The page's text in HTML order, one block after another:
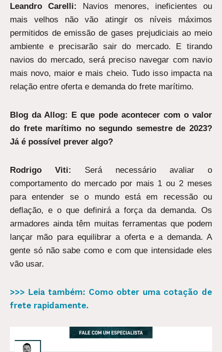
Leandro Carelli:
Navios menores, ineficientes ou
mais velhos não vão atingir os níveis máximos
permitidos de emissão de gases prejudiciais ao meio
ambiente e precisarão sair do mercado. E tirando
navios do mercado, será preciso navegar com navio
mais novo, maior e mais cheio. Tudo isso impacta na
relação entre oferta e demanda do frete marítimo.
Blog da Allog: E que pode acontecer com o valor
do frete marítimo no segundo semestre de 2023?
Já é possível prever algo?
Rodrigo Viti:
Será necessário avaliar o
comportamento do mercado por mais 1 ou 2 meses
para entender se o mundo está em recessão ou
deflação, e o que definirá a força da demanda. Os
armadores ainda têm muitas ferramentas que podem
lançar mão para equilibrar a oferta e a demanda. A
gente só não sabe como e com que intensidade eles
vão usar.
>>> Leia também: Como obter uma cotação de
frete rapidamente.